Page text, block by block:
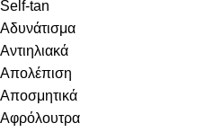
Self-tan
Αδυνάτισμα
Αντιηλιακά
Απολέπιση
Αποσμητικά
Αφρόλουτρα